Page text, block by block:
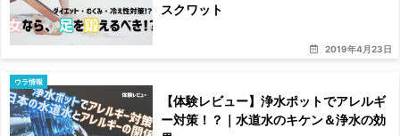
2019年4月23日
スクワット
ウラ情報
【体験レビュー】浄水ポットでアレルギ
ー対策！？｜水道水のキケン＆浄水の効